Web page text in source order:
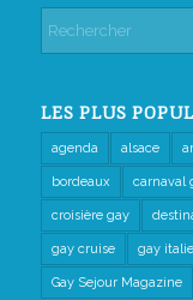
LES PLUS
agenda alsace
bordeaux carnaval
croisière gay
gay cruise gay italie
Gay Sejour Magazine